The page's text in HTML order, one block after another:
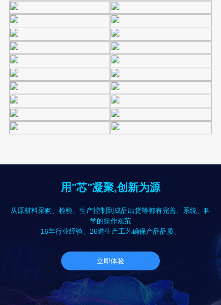
用"芯"凝聚,创新为源
从原材料采购、检验、生产控制到成品出货等都有完善、系统、科
学的操作规范
16年行业经验、26道生产工艺确保产品品质、
立即体验